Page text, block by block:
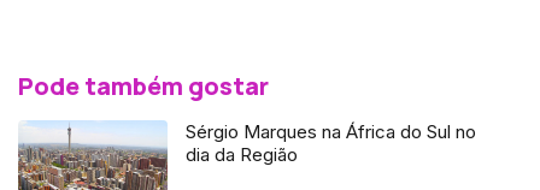
Pode também gostar
Sérgio Marques na África do Sul no
dia da Região